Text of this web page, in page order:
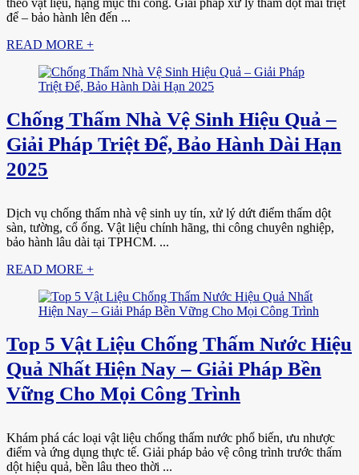
theo vật liệu, hạng mục thi công. Giải pháp xử lý thấm dột mái triệt
để – bảo hành lên đến ...
READ MORE +
Chống Thấm Nhà Vệ Sinh Hiệu Quả –
Giải Pháp Triệt Để, Bảo Hành Dài Hạn
2025
Dịch vụ chống thấm nhà vệ sinh uy tín, xử lý dứt điểm thấm dột
sàn, tường, cổ ống. Vật liệu chính hãng, thi công chuyên nghiệp,
bảo hành lâu dài tại TPHCM. ...
READ MORE +
Top 5 Vật Liệu Chống Thấm Nước Hiệu
Quả Nhất Hiện Nay – Giải Pháp Bền
Vững Cho Mọi Công Trình
Khám phá các loại vật liệu chống thấm nước phổ biến, ưu nhược
điểm và ứng dụng thực tế. Giải pháp bảo vệ công trình trước thấm
dột hiệu quả, bền lâu theo thời ...